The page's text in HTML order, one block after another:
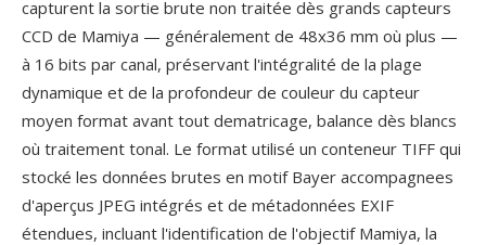
capturent la sortie brute non traitée dès grands capteurs
CCD de Mamiya — généralement de 48x36 mm où plus —
à 16 bits par canal, préservant l'intégralité de la plage
dynamique et de la profondeur de couleur du capteur
moyen format avant tout dematricage, balance dès blancs
où traitement tonal. Le format utilisé un conteneur TIFF qui
stocké les données brutes en motif Bayer accompagnees
d'aperçus JPEG intégrés et de métadonnées EXIF
étendues, incluant l'identification de l'objectif Mamiya, la